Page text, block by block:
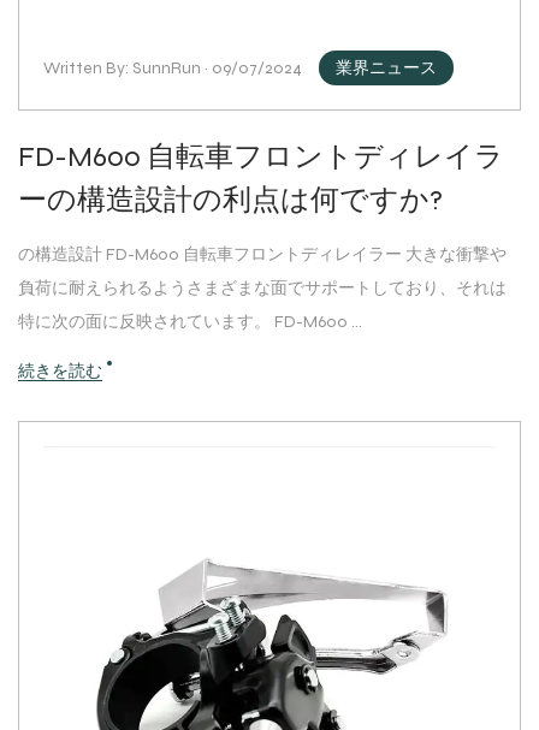
Written By: SunnRun · 09/07/2024 業界ニュース
FD-M600 自転車フロントディレイラ
ーの構造設計の利点は何ですか?
の構造設計 FD-M600 自転車フロントディレイラー 大きな衝撃や
負荷に耐えられるようさまざまな面でサポートしており、それは
特に次の面に反映されています。 FD-M600 ...
続きを読む